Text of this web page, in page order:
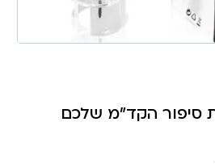
סיפור הקד"מ שלכם